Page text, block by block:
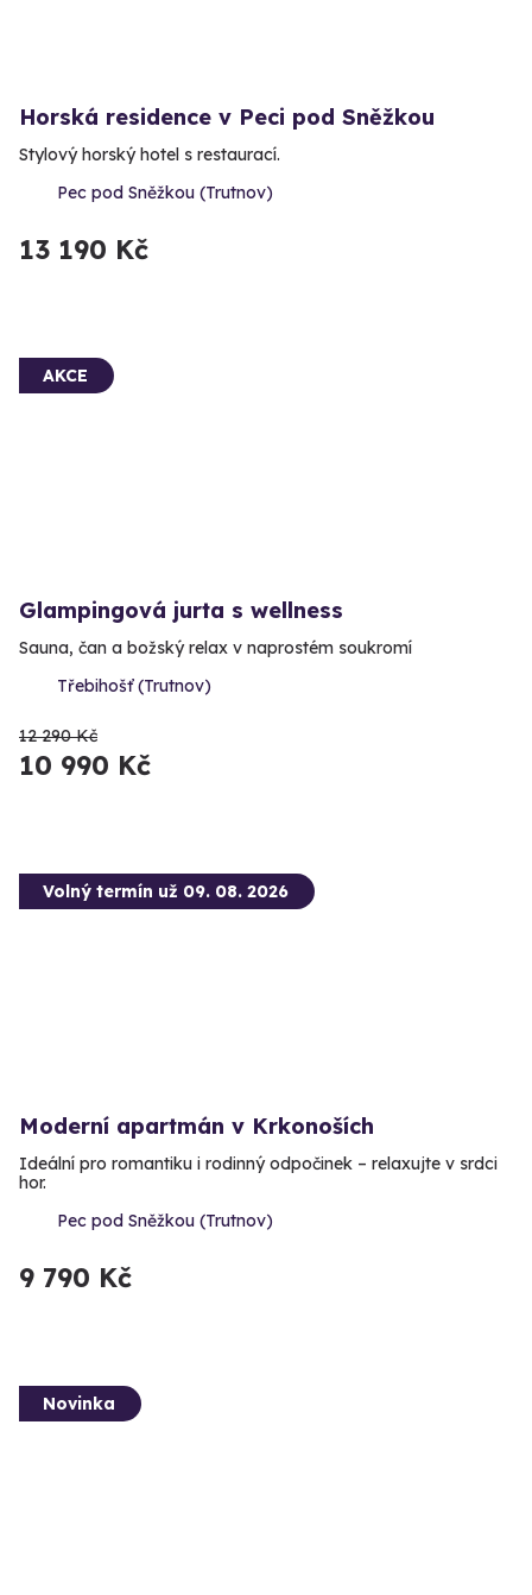
Horská residence v Peci pod Sněžkou
Stylový horský hotel s restaurací.
Pec pod Sněžkou (Trutnov)
13 190 Kč
AKCE
Glampingová jurta s wellness
Sauna, čan a božský relax v naprostém soukromí
Třebihošť (Trutnov)
12 290 Kč
10 990 Kč
Volný termín už 09. 08. 2026
Moderní apartmán v Krkonoších
Ideální pro romantiku i rodinný odpočinek – relaxujte v srdci
hor.
Pec pod Sněžkou (Trutnov)
9 790 Kč
Novinka